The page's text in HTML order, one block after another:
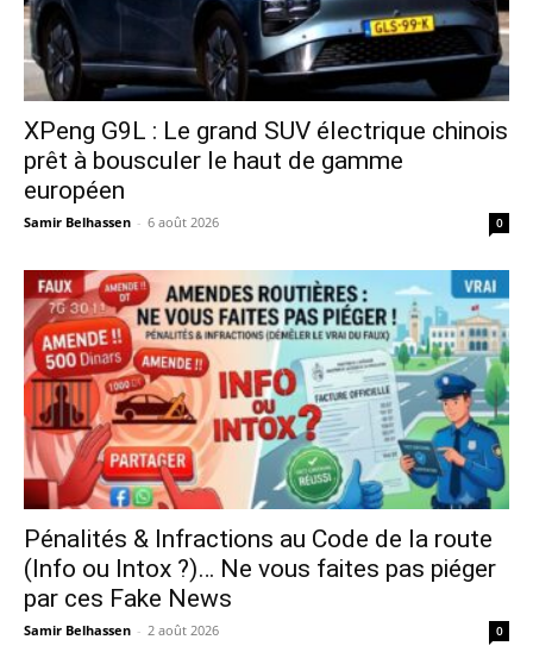
XPeng G9L : Le grand SUV électrique chinois
prêt à bousculer le haut de gamme
européen
Samir Belhassen - 6 août 2026 0
Pénalités & Infractions au Code de la route
(Info ou Intox ?)… Ne vous faites pas piéger
par ces Fake News
Samir Belhassen - 2 août 2026 0